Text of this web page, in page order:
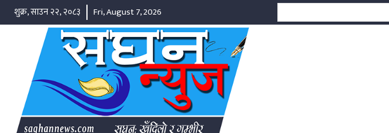
शुक्र, साउन २२, २०८३ Fri, August 7, 2026